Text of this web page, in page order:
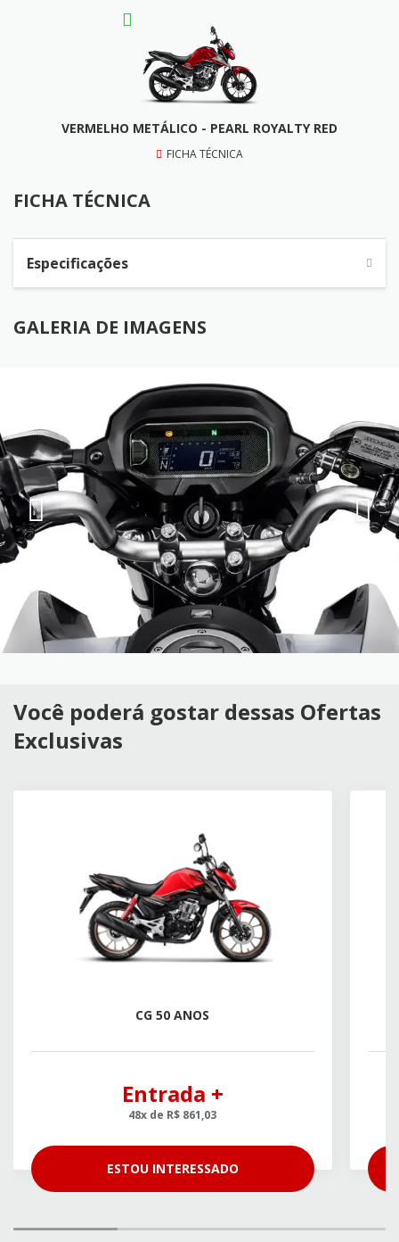
VERMELHO METÁLICO - PEARL ROYALTY RED
FICHA TÉCNICA
FICHA TÉCNICA
Especificações
GALERIA DE IMAGENS
Você poderá gostar dessas Ofertas
Exclusivas
CG 50 ANOS
Entrada +
48x de R$ 861,03
ESTOU INTERESSADO